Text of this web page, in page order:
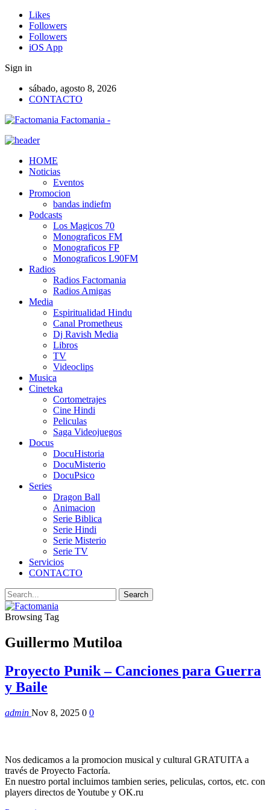
Likes
Followers
Followers
iOS App
Sign in
sábado, agosto 8, 2026
CONTACTO
Factomania -
HOME
Noticias
Eventos
Promocion
bandas indiefm
Podcasts
Los Magicos 70
Monograficos FM
Monograficos FP
Monograficos L90FM
Radios
Radios Factomania
Radios Amigas
Media
Espiritualidad Hindu
Canal Prometheus
Dj Ravish Media
Libros
TV
Videoclips
Musica
Cineteka
Cortometrajes
Cine Hindi
Peliculas
Saga Videojuegos
Docus
DocuHistoria
DocuMisterio
DocuPsico
Series
Dragon Ball
Animacion
Serie Biblica
Serie Hindi
Serie Misterio
Serie TV
Servicios
CONTACTO
Browsing Tag
Guillermo Mutiloa
Proyecto Punik – Canciones para Guerra
y Baile
admin Nov 8, 2025 0 0
Nos dedicamos a la promocion musical y cultural GRATUITA a
través de Proyecto Factoría.
En nuestro portal incluimos tambien series, peliculas, cortos, etc. con
players directos de Youtube y OK.ru